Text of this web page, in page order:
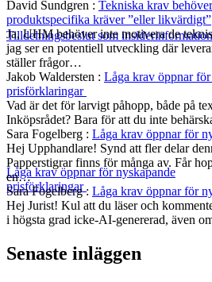
Tilldelningsbeslut som
Låga krav öppnar för nyskapande
prisförklaringar
David Sundgren : Tekniska krav
produktspecifika kräver ”eller likvärdigt”
Ja, UHM behöver inte motivera de
jag ser en potentiell utveckling där
ställer frågor…
Jakob Waldersten : Låga krav öppnar
prisförklaringar
Vad är det för larvigt påhopp, både på
Inköpsrådet? Bara för att du inte
Sara Fogelberg : Låga krav öppnar för
Hej Upphandlare! Synd att fler delar
Papperstigrar finns för många av. Får
en…
Sara Fogelberg: Låga krav öppnar för
Hej Jurist! Kul att du läser och
i högsta grad icke-AI-genererad, även
Senaste inläggen